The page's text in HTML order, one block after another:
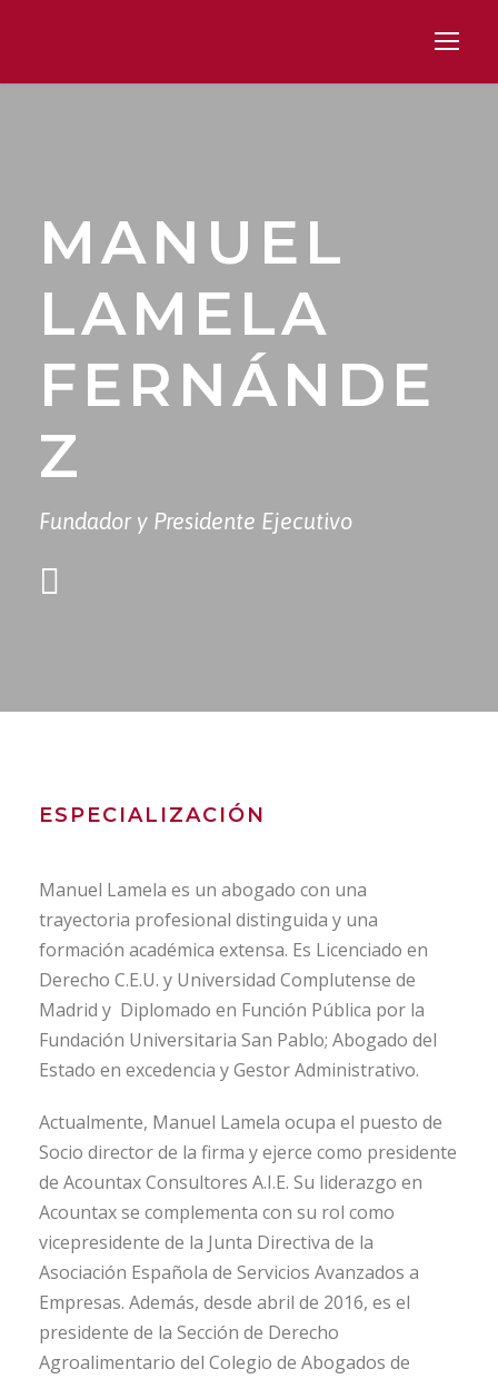
MANUEL
LAMELA
FERNÁNDE
Z
Fundador y Presidente Ejecutivo
ESPECIALIZACIÓN
Manuel Lamela es un abogado con una
trayectoria profesional distinguida y una
formación académica extensa. Es Licenciado en
Derecho C.E.U. y Universidad Complutense de
Madrid y Diplomado en Función Pública por la
Fundación Universitaria San Pablo; Abogado del
Estado en excedencia y Gestor Administrativo.
Actualmente, Manuel Lamela ocupa el puesto de
Socio director de la firma y ejerce como presidente
de Acountax Consultores A.I.E. Su liderazgo en
Acountax se complementa con su rol como
vicepresidente de la Junta Directiva de la
Asociación Española de Servicios Avanzados a
Empresas. Además, desde abril de 2016, es el
presidente de la Sección de Derecho
Agroalimentario del Colegio de Abogados de